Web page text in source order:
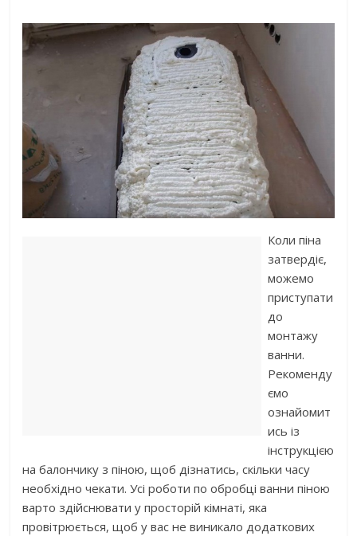
Коли піна
затвердіє,
можемо
приступати
до
монтажу
ванни.
Рекоменду
ємо
ознайомит
ись із
інструкцією
на балончику з піною, щоб дізнатись, скільки часу
необхідно чекати. Усі роботи по обробці ванни піною
варто здійснювати у просторій кімнаті, яка
провітрюється, щоб у вас не виникало додаткових